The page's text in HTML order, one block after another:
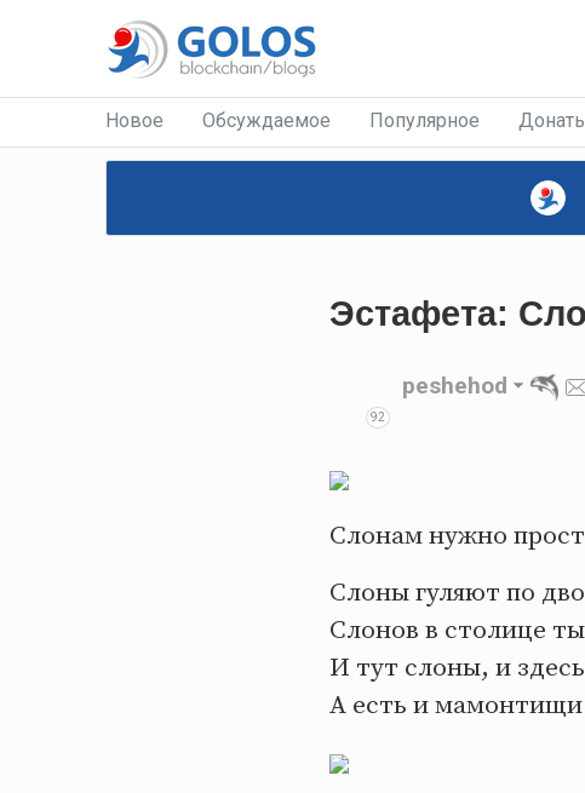
Новое Обсуждаемое Популярное
Эстафета:
92
peshehod
Слонам нужно
Слоны гуляют по
Слонов в столице
И тут слоны, и
А есть и